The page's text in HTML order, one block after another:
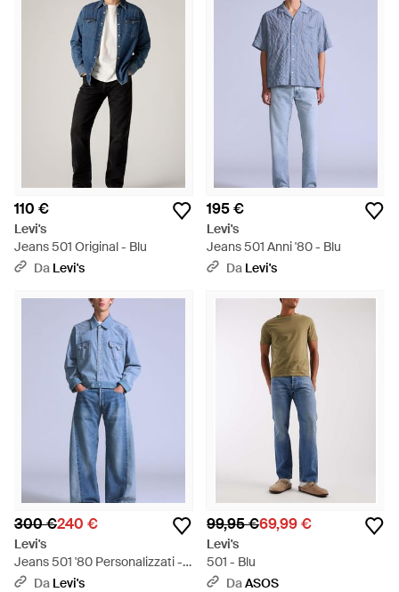
110 €
Levi's
Jeans 501 Original - Blu
Da Levi's
195 €
Levi's
Jeans 501 Anni '80 - Blu
Da Levi's
300 €240 €
Levi's
Jeans 501 '80 Personalizzati -
Blu Da Levi's
99,95 €69,99 €
Levi's
501 - Blu
DaASOS